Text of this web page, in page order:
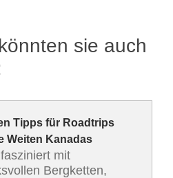
sie auch
Tipps für Roadtrips
Weiten Kanadas
mit
Bergketten,